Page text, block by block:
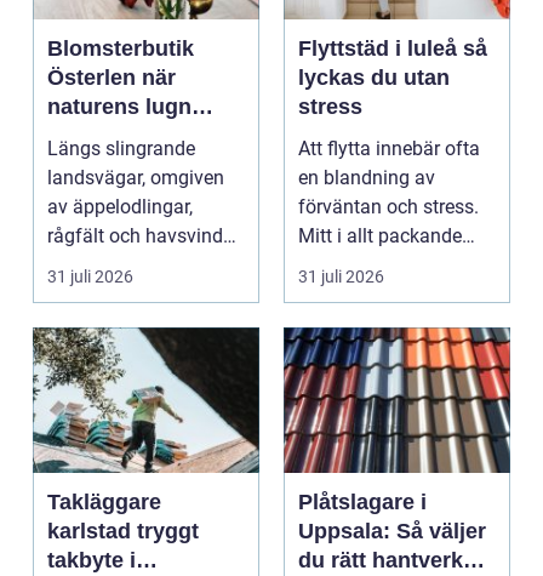
Blomsterbutik
Österlen när
naturens lugn
möter kreativt
hantverk
Längs slingrande
landsvägar, omgiven
av äppelodlingar,
rågfält och havsvindar,
har
blomsterhantverke...
31 juli 2026
Flyttstäd i luleå så
lyckas du utan
stress
Att flytta innebär ofta
en blandning av
förväntan och stress.
Mitt i allt packande
och planerande dy...
31 juli 2026
Takläggare
karlstad tryggt
takbyte i
Plåtslagare i
Uppsala: Så väljer
du rätt hantverkare